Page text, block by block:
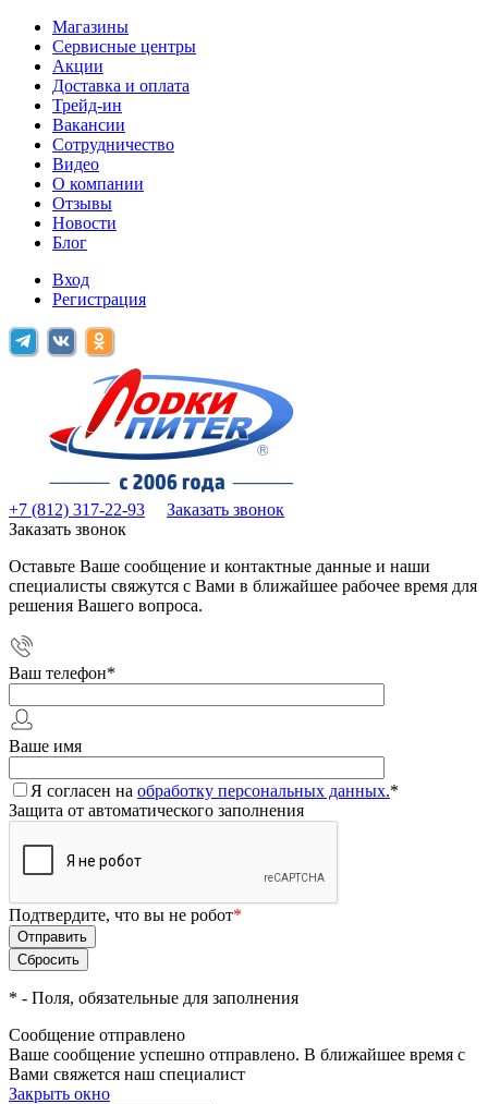
Магазины
Сервисные центры
Акции
Доставка и оплата
Трейд-ин
Вакансии
Сотрудничество
Видео
О компании
Отзывы
Новости
Блог
Вход
Регистрация
+7 (812) 317-22-93
Заказать звонок
Заказать звонок
Оставьте Ваше сообщение и контактные данные и наши
специалисты свяжутся с Вами в ближайшее рабочее время для
решения Вашего вопроса.
Ваш телефон*
Ваше имя
Я согласен на обработку персональных данных.*
Защита от автоматического заполнения
Подтвердите, что вы не робот*
* - Поля, обязательные для заполнения
Сообщение отправлено
Ваше сообщение успешно отправлено. В ближайшее время с
Вами свяжется наш специалист
Закрыть окно